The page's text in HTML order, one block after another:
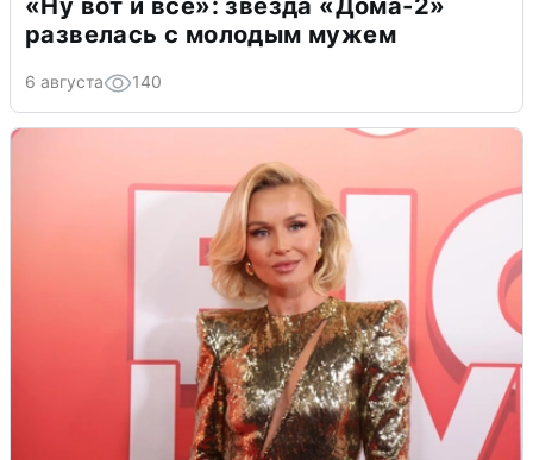
«Ну вот и всё»: звезда «Дома-2»
развелась с молодым мужем
6 августа 140